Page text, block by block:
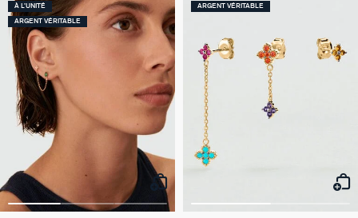
À L'UNITÉ
ARGENT VÉRITABLE
ARGENT VÉRITABLE